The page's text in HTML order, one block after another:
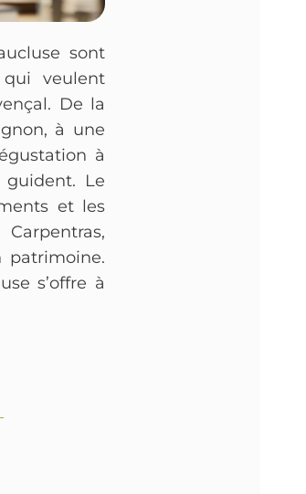
sont
veulent
De la
à une
à
guident. Le
et les
patrimoine.
s’offre à